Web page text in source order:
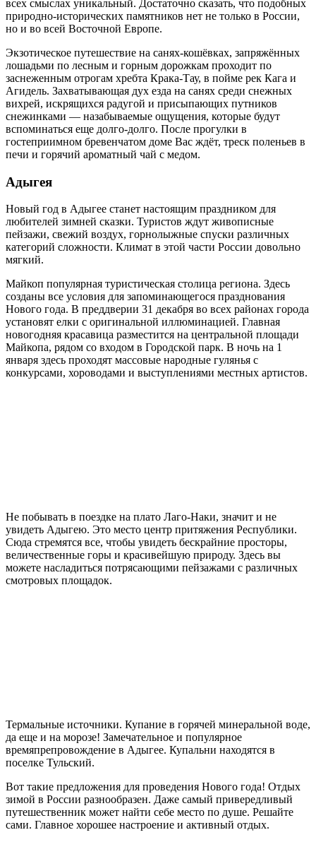
всех смыслах уникальный. Достаточно сказать, что подобных
природно-исторических памятников нет не только в России,
но и во всей Восточной Европе.
Экзотическое путешествие на санях-кошёвках, запряжённых
лошадьми по лесным и горным дорожкам проходит по
заснеженным отрогам хребта Крака-Тау, в пойме рек Кага и
Агидель. Захватывающая дух езда на санях среди снежных
вихрей, искрящихся радугой и присыпающих путников
снежинками — назабываемые ощущения, которые будут
вспоминаться еще долго-долго. После прогулки в
гостеприимном бревенчатом доме Вас ждёт, треск поленьев в
печи и горячий ароматный чай с медом.
Адыгея
Новый год в Адыгее станет настоящим праздником для
любителей зимней сказки. Туристов ждут живописные
пейзажи, свежий воздух, горнолыжные спуски различных
категорий сложности. Климат в этой части России довольно
мягкий.
Майкоп популярная туристическая столица региона. Здесь
созданы все условия для запоминающегося празднования
Нового года. В преддверии 31 декабря во всех районах города
установят елки с оригинальной иллюминацией. Главная
новогодняя красавица разместится на центральной площади
Майкопа, рядом со входом в Городской парк. В ночь на 1
января здесь проходят массовые народные гулянья с
конкурсами, хороводами и выступлениями местных артистов.
Не побывать в поездке на плато Лаго-Наки, значит и не
увидеть Адыгею. Это место центр притяжения Республики.
Сюда стремятся все, чтобы увидеть бескрайние просторы,
величественные горы и красивейшую природу. Здесь вы
можете насладиться потрясающими пейзажами с различных
смотровых площадок.
Термальные источники. Купание в горячей минеральной воде,
да еще и на морозе! Замечательное и популярное
времяпрепровождение в Адыгее. Купальни находятся в
поселке Тульский.
Вот такие предложения для проведения Нового года! Отдых
зимой в России разнообразен. Даже самый привередливый
путешественник может найти себе место по душе. Решайте
сами. Главное хорошее настроение и активный отдых.